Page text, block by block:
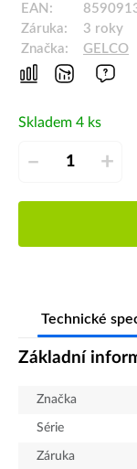
EAN:
Záruka:
3 roky
Značka:
GELCO
Skladem 4 ks
– +
Technické
Základní
Značka
Série
Záruka